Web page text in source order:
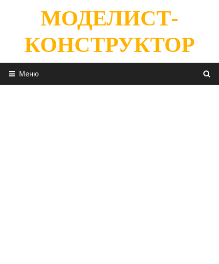
содержимомуМОДЕЛИСТ-
КОНСТРУКТОР
Меню